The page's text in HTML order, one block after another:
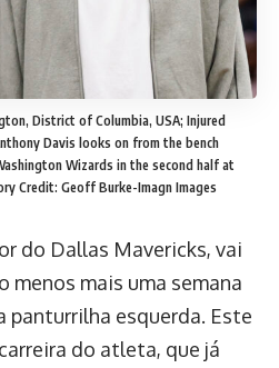
District of Columbia, USA; Injured
Davis looks on from the bench
Wizards in the second half at
Credit: Geoff Burke-Imagn Images
do Dallas Mavericks, vai
menos mais uma semana
panturrilha esquerda. Este
do atleta, que já